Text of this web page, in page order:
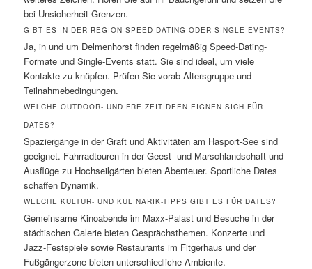
bei Unsicherheit Grenzen.
GIBT ES IN DER REGION SPEED-DATING ODER SINGLE-EVENTS?
Ja, in und um Delmenhorst finden regelmäßig Speed-Dating-
Formate und Single-Events statt. Sie sind ideal, um viele
Kontakte zu knüpfen. Prüfen Sie vorab Altersgruppe und
Teilnahmebedingungen.
WELCHE OUTDOOR- UND FREIZEITIDEEN EIGNEN SICH FÜR
DATES?
Spaziergänge in der Graft und Aktivitäten am Hasport-See sind
geeignet. Fahrradtouren in der Geest- und Marschlandschaft und
Ausflüge zu Hochseilgärten bieten Abenteuer. Sportliche Dates
schaffen Dynamik.
WELCHE KULTUR- UND KULINARIK-TIPPS GIBT ES FÜR DATES?
Gemeinsame Kinoabende im Maxx-Palast und Besuche in der
städtischen Galerie bieten Gesprächsthemen. Konzerte und
Jazz-Festspiele sowie Restaurants im Fitgerhaus und der
Fußgängerzone bieten unterschiedliche Ambiente.